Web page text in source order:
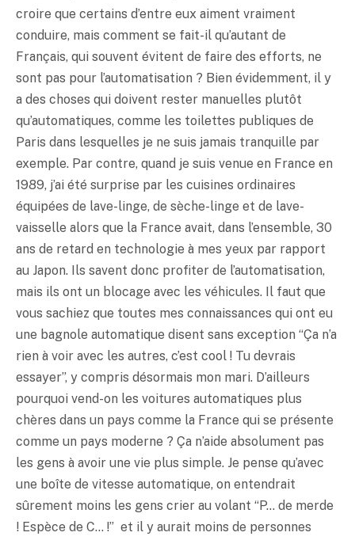
croire que certains d’entre eux aiment vraiment
conduire, mais comment se fait-il qu’autant de
Français, qui souvent évitent de faire des efforts, ne
sont pas pour l’automatisation ? Bien évidemment, il y
a des choses qui doivent rester manuelles plutôt
qu’automatiques, comme les toilettes publiques de
Paris dans lesquelles je ne suis jamais tranquille par
exemple. Par contre, quand je suis venue en France en
1989, j’ai été surprise par les cuisines ordinaires
équipées de lave-linge, de sèche-linge et de lave-
vaisselle alors que la France avait, dans l’ensemble, 30
ans de retard en technologie à mes yeux par rapport
au Japon. Ils savent donc profiter de l’automatisation,
mais ils ont un blocage avec les véhicules. Il faut que
vous sachiez que toutes mes connaissances qui ont eu
une bagnole automatique disent sans exception “Ça n’a
rien à voir avec les autres, c’est cool ! Tu devrais
essayer”, y compris désormais mon mari. D’ailleurs
pourquoi vend-on les voitures automatiques plus
chères dans un pays comme la France qui se présente
comme un pays moderne ? Ça n’aide absolument pas
les gens à avoir une vie plus simple. Je pense qu’avec
une boîte de vitesse automatique, on entendrait
sûrement moins les gens crier au volant “P… de merde
! Espèce de C… !” et il y aurait moins de personnes